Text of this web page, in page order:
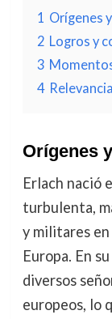
1 Orígenes
2 Logros y
3
4
Orígenes
Erlach nació
turbulenta,
y militares en
Europa. En
diversos
europeos, lo